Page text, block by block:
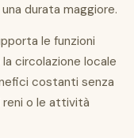
durata maggiore.
le funzioni
circolazione locale
costanti senza
reni o le attività